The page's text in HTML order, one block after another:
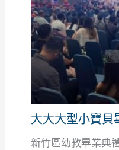
大大大型小寶貝
新竹區幼教畢業典